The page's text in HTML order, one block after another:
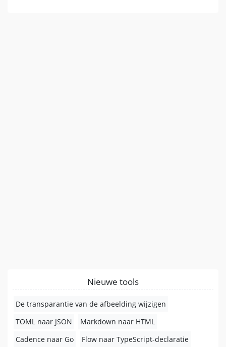
Nieuwe tools
De transparantie van de afbeelding wijzigen
TOML naar JSON
Markdown naar HTML
Cadence naar Go
Flow naar TypeScript-declaratie